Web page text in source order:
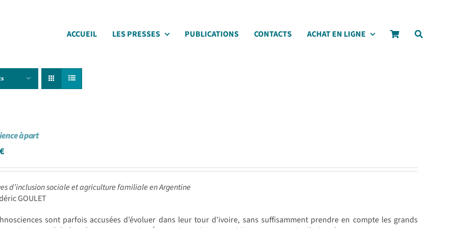
ACCUEIL LES PRESSES PUBLICATIONS CONTACTS ACHAT EN LIGNE
à part
€
d’inclusion sociale et agriculture familiale en Argentine
GOULET
sont parfois accusées d’évoluer dans leur tour d’ivoire, sans suffisamment prendre en compte les grands